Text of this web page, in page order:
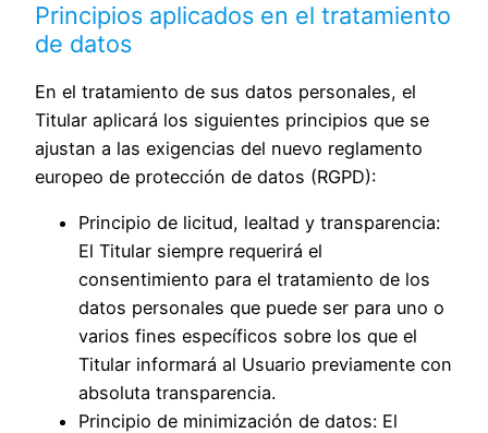
Principios aplicados en el tratamiento
de datos
En el tratamiento de sus datos personales, el
Titular aplicará los siguientes principios que se
ajustan a las exigencias del nuevo reglamento
europeo de protección de datos (RGPD):
Principio de licitud, lealtad y transparencia:
El Titular siempre requerirá el
consentimiento para el tratamiento de los
datos personales que puede ser para uno o
varios fines específicos sobre los que el
Titular informará al Usuario previamente con
absoluta transparencia.
Principio de minimización de datos: El